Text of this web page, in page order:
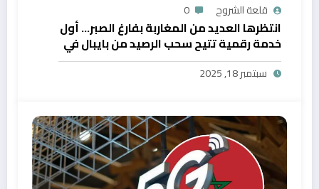
قلعة الشروح 0
انتظرها العديد من المغاربة بفارغ الصبر… أول
خدمة رقمية تتيح سحب الرصيد من بايبال في
المغرب
سبتمبر 18, 2025